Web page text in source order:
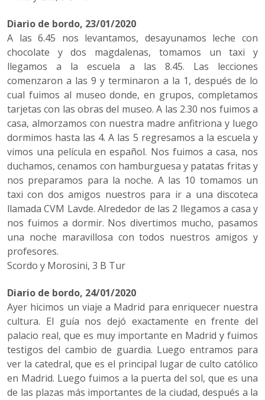
Diario de bordo, 23/01/2020
A las 6.45 nos levantamos, desayunamos leche con
chocolate y dos magdalenas, tomamos un taxi y
llegamos a la escuela a las 8.45. Las lecciones
comenzaron a las 9 y terminaron a la 1, después de lo
cual fuimos al museo donde, en grupos, completamos
tarjetas con las obras del museo. A las 2.30 nos fuimos a
casa, almorzamos con nuestra madre anfitriona y luego
dormimos hasta las 4. A las 5 regresamos a la escuela y
vimos una película en español. Nos fuimos a casa, nos
duchamos, cenamos con hamburguesa y patatas fritas y
nos preparamos para la noche. A las 10 tomamos un
taxi con dos amigos nuestros para ir a una discoteca
llamada CVM Lavde. Alrededor de las 2 llegamos a casa y
nos fuimos a dormir. Nos divertimos mucho, pasamos
una noche maravillosa con todos nuestros amigos y
profesores.
Scordo y Morosini, 3 B Tur
Diario de bordo, 24/01/2020
Ayer hicimos un viaje a Madrid para enriquecer nuestra
cultura. El guía nos dejó exactamente en frente del
palacio real, que es muy importante en Madrid y fuimos
testigos del cambio de guardia. Luego entramos para
ver la catedral, que es el principal lugar de culto católico
en Madrid. Luego fuimos a la puerta del sol, que es una
de las plazas más importantes de la ciudad, después a la